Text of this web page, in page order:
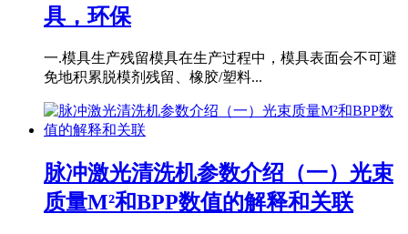
具，环保
一.模具生产残留模具在生产过程中，模具表面会不可避
免地积累脱模剂残留、橡胶/塑料...
脉冲激光清洗机参数介绍（一）光束
质量M²和BPP数值的解释和关联